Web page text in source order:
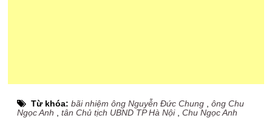
Từ khóa:bãi nhiệm ông Nguyễn Đức Chung ,ông Chu
Ngọc Anh ,tân Chủ tịch UBND TP Hà Nội,Chu Ngọc Anh